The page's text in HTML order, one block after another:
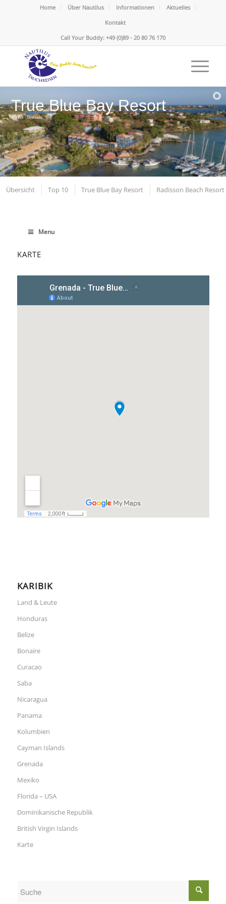
Home Über Nautilus Informationen
Aktuelles
Kontakt
Call Your Buddy: +49 (0)89 - 20 80 76 170
True Blue Bay Resort
Karibik - Grenada
Übersicht Top 10 True Blue Bay Resort Radisson Beach Resort
Menu
KARTE
KARIBIK
Land & Leute
Honduras
Belize
Bonaire
Curacao
Saba
Nicaragua
Panama
Kolumbien
Cayman Islands
Grenada
Mexiko
Florida – USA
Dominikanische Republik
British Virgin Islands
Karte